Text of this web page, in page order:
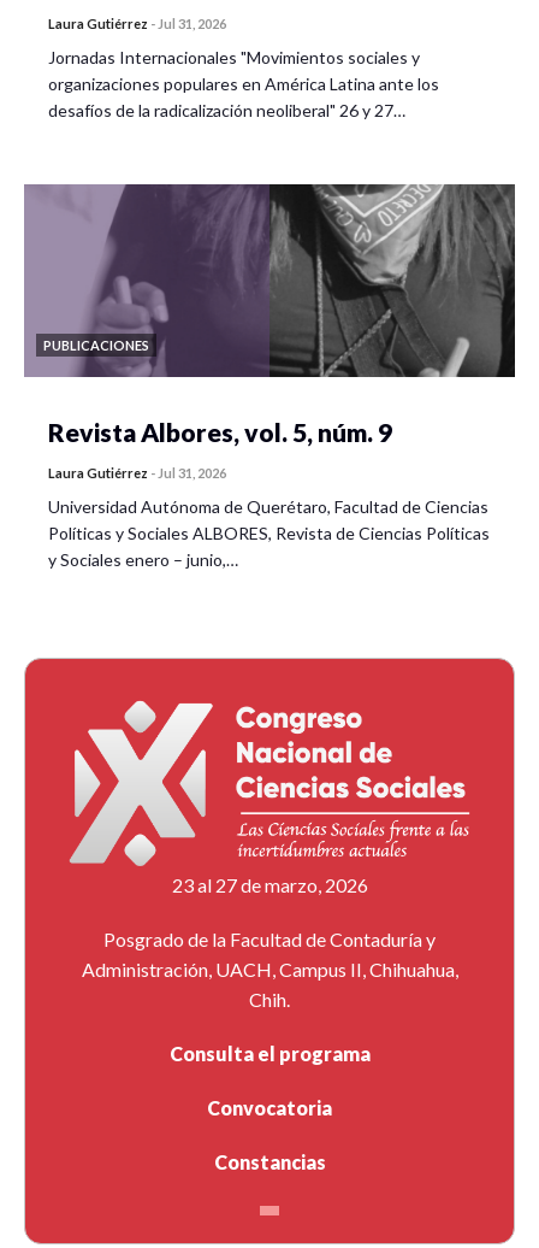
Laura Gutiérrez - Jul 31, 2026
Jornadas Internacionales "Movimientos sociales y
organizaciones populares en América Latina ante los
desafíos de la radicalización neoliberal" 26 y 27…
PUBLICACIONES
Revista Albores, vol. 5, núm. 9
Laura Gutiérrez - Jul 31, 2026
Universidad Autónoma de Querétaro, Facultad de Ciencias
Políticas y Sociales ALBORES, Revista de Ciencias Políticas
y Sociales enero – junio,…
23 al 27 de marzo, 2026
Posgrado de la Facultad de Contaduría y
Administración, UACH, Campus II, Chihuahua,
Chih.
Consulta el programa
Convocatoria
Constancias